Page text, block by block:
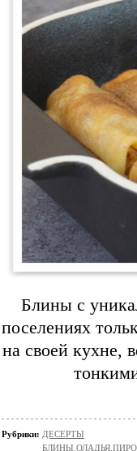
Блины с
поселениях
на своей кухне,
Рубрики: ДЕСЕРТЫ